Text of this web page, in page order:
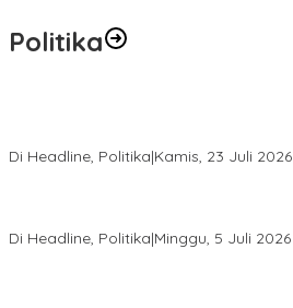
Politika
Di Headline, Politika|Kamis, 23 Juli 2026
Di Headline, Politika|Minggu, 5 Juli 2026